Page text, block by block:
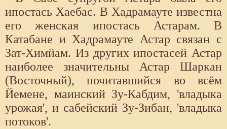
ипостась Хаебас. В Хадрамауте известна
его женская ипостась Астарам. В
Катабане и Хадрамауте Астар связан с
Зат-Химйам. Из других ипостасей Астар
наиболее значительны Астар Шаркан
(Восточный), почитавшийся во всём
Йемене, маинский Зу-Кабдим, 'владыка
урожая', и сабейский Зу-Зибан, 'владыка
потоков'.